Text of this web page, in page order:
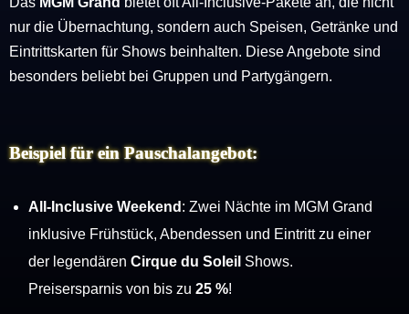
nur die Übernachtung, sondern auch Speisen, Getränke und
Eintrittskarten für Shows beinhalten. Diese Angebote sind
besonders beliebt bei Gruppen und Partygängern.
Beispiel für ein Pauschalangebot:
All-Inclusive Weekend : Zwei Nächte im MGM Grand
inklusive Frühstück, Abendessen und Eintritt zu einer
der legendären Cirque du Soleil Shows.
Preisersparnis von bis zu 25 %!